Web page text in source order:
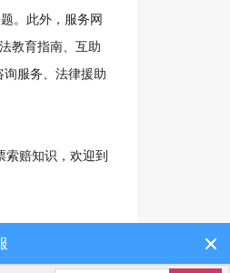
。此外，服务网
教育指南、互助
服务、法律援助
赔知识，欢迎到